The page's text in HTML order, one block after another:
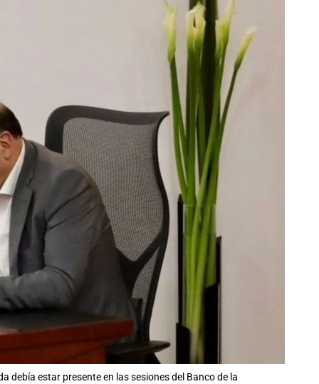
debía estar presente en las sesiones del Banco de la